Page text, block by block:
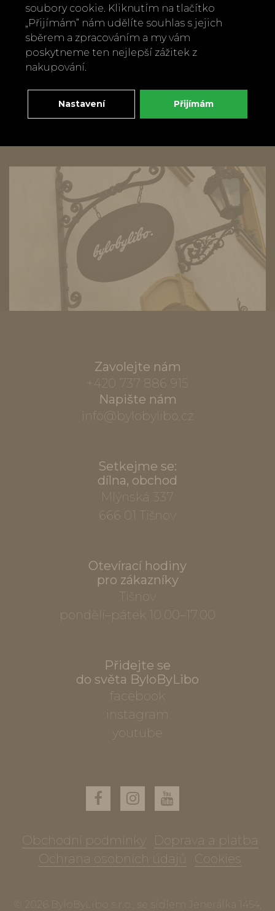
Výška 8 cm, průměr 12 cm, délka včetně
ucha 18 cm, 400 ml
Zavolejte nám
+420 737 886 915
Napište nám
info@bylobylibo.cz
Setkejme se:
dílna, obchod
Mlýnská 337
666 01 Tišnov
Otevírací hodiny
pro zákazníky
Tišnov
pondělí–pátek 10.00–17.00
Přidejte se
do světa ByloByLibo
facebook
instagram
youtube
Obchodní podmínky
Doprava a platba
Ochrana osobních údajů
Cookies
© 2026 ByloByLibo s.r.o., se sídlem Jenerálka 1454,
soubory cookie. Kliknutím na tlačítko
„Přijímám“ nám udělíte souhlas s jejich
sběrem a zpracováním a my vám
poskytneme ten nejlepší zážitek z
nakupování.
Nastavení Přijímám